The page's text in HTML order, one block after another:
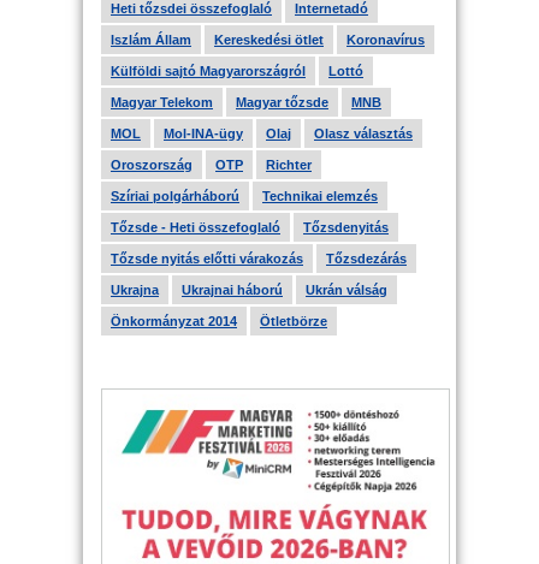
Heti tőzsdei összefoglaló Internetadó
Iszlám Állam Kereskedési ötlet Koronavírus
Külföldi sajtó Magyarországról Lottó
Magyar Telekom Magyar tőzsde MNB
MOL Mol-INA-ügy Olaj Olasz választás
Oroszország OTP Richter
Szíriai polgárháború Technikai elemzés
Tőzsde - Heti összefoglaló Tőzsdenyitás
Tőzsde nyitás előtti várakozás Tőzsdezárás
Ukrajna Ukrajnai háború Ukrán válság
Önkormányzat 2014 Ötletbörze